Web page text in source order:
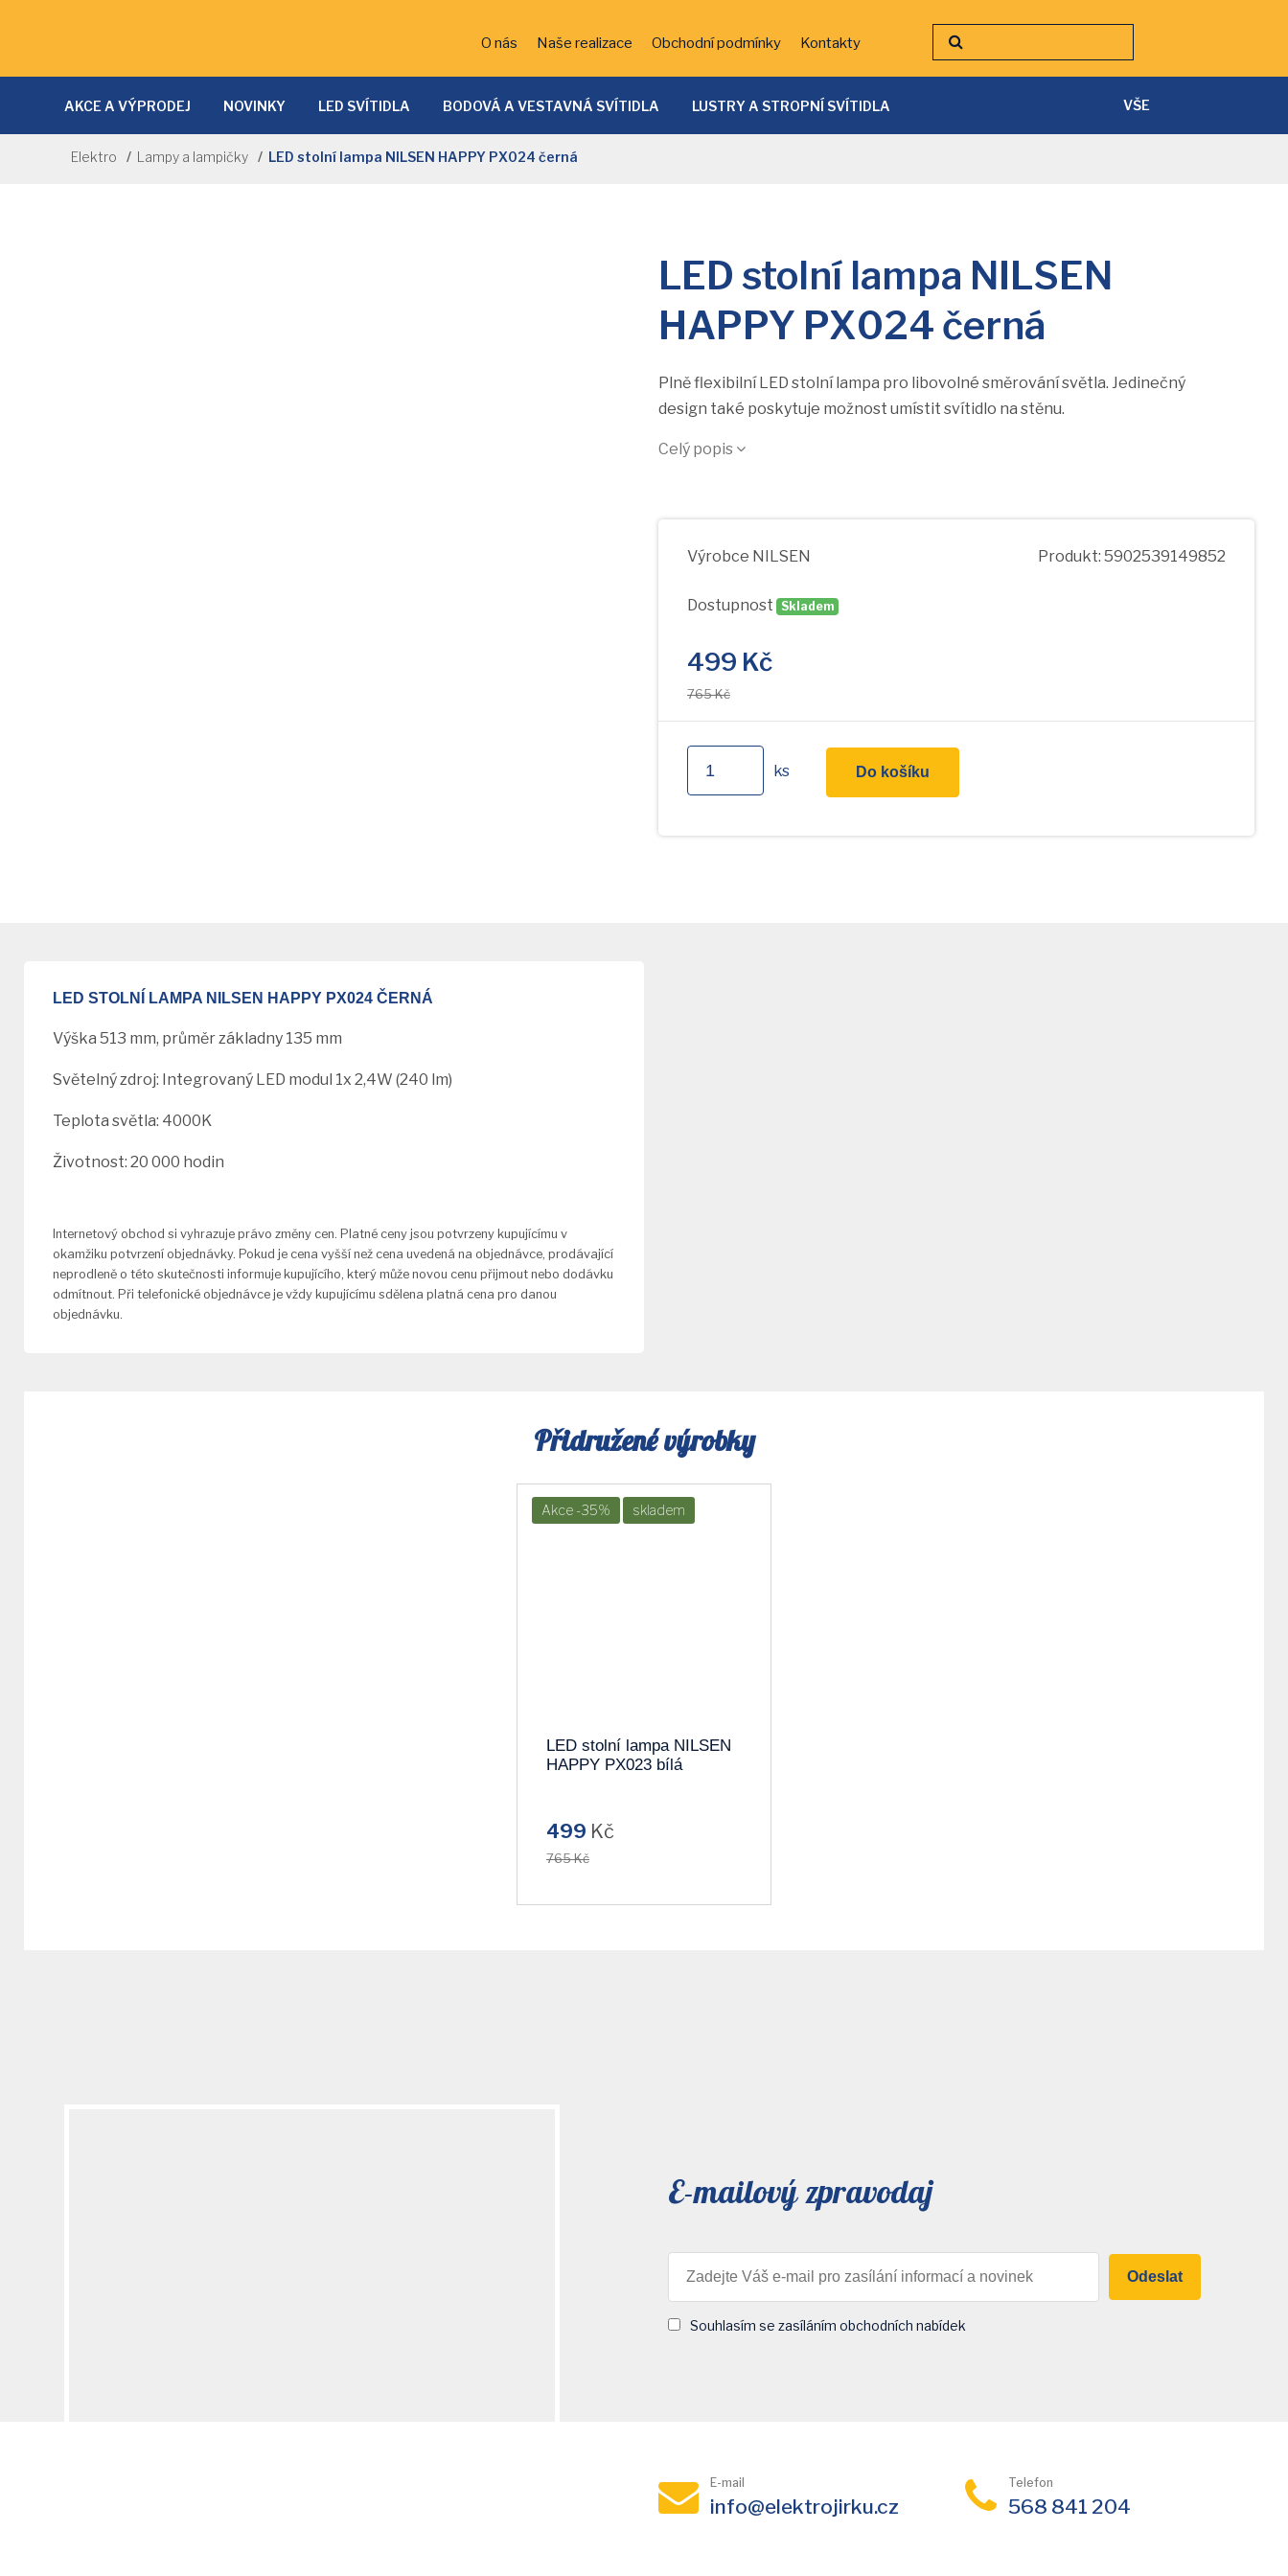
Elektro Lampy a lampičky LED stolní lampa NILSEN HAPPY PX024 černá
LED stolní lampa NILSEN
HAPPY PX024 černá
Plně flexibilní LED stolní lampa pro libovolné směrování světla. Jedinečný
design také poskytuje možnost umístit svítidlo na stěnu.
Celý popis
Produkt: 5902539149852
Výrobce NILSEN
Dostupnost Skladem
499 Kč
765 Kč
ks Do košíku
LED STOLNÍ LAMPA NILSEN HAPPY PX024 ČERNÁ
Výška 513 mm, průměr základny 135 mm
Světelný zdroj: Integrovaný LED modul 1x 2,4W (240 lm)
Teplota světla: 4000K
Životnost: 20 000 hodin
Internetový obchod si vyhrazuje právo změny cen. Platné ceny jsou potvrzeny kupujícímu v
okamžiku potvrzení objednávky. Pokud je cena vyšší než cena uvedená na objednávce, prodávající
neprodleně o této skutečnosti informuje kupujícího, který může novou cenu přijmout nebo dodávku
odmítnout. Při telefonické objednávce je vždy kupujícímu sdělena platná cena pro danou
objednávku.
Přidružené výrobky
Akce -35% skladem
LED stolní lampa NILSEN
HAPPY PX023 bílá
499 Kč
765 Kč
E-mailový zpravodaj
Odeslat
Souhlasím se zasíláním obchodních nabídek
O nás Naše realizace Obchodní podmínky Kontakty
AKCE A VÝPRODEJ NOVINKY LED SVÍTIDLA BODOVÁ A VESTAVNÁ SVÍTIDLA LUSTRY A STROPNÍ SVÍTIDLA VŠE
Telefon
568 841 204
E-mail
info@elektrojirku.cz